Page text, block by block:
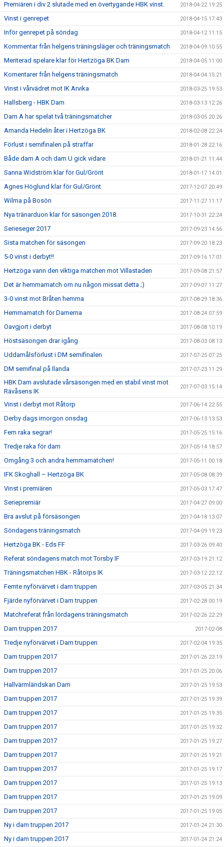
Premiären i div 2 slutade med en övertygande HBK vinst. 2018-04-22 19:25
Vinst i genrepet 2018-04-15 17:43
Inför genrepet på söndag 2018-04-12 11:15
Kommentar från helgens träningsläger och träningsmatch 2018-04-09 10:55
Meriterad spelare klar för Hertzöga BK Dam 2018-04-05 11:00
Komentarer från helgens träningsmatch 2018-04-04 15:21
Vinst i vårvädret mot IK Arvika 2018-03-25 19:53
Hallsberg - HBK Dam 2018-03-13 12:26
Dam A har spelat två träningsmatcher 2018-03-05 20:26
Amanda Hedelin åter i Hertzöga BK 2018-02-08 22:24
Förlust i semifinalen på straffar 2018-01-28 22:16
Både dam A och dam U gick vidare 2018-01-21 11:44
Sanna Widström klar för Gul/Grönt 2018-01-17 14:01
Agnes Höglund klar för Gul/Grönt 2017-12-07 20:49
Wilma på Bosön 2017-11-27 11:17
Nya tränarduon klar för säsongen 2018. 2017-10-31 22:24
Serieseger 2017 2017-09-23 14:56
Sista matchen för säsongen 2017-09-20 18:23
5-0 vinst i derbyt!! 2017-09-16 17:01
Hertzöga vann den viktiga matchen mot Villastaden 2017-09-08 21:57
Det är hemmamatch om nu någon missat detta ;) 2017-09-07 11:27
3-0 vinst mot Bråten hemma 2017-08-29 18:36
Hemmamatch för Damerna 2017-08-24 07:59
Oavgjort i derbyt 2017-08-08 10:19
Höstsäsongen drar igång 2017-08-03 08:13
Uddamålsförlust i DM semifinalen 2017-07-25 07:25
DM semifinal på Ilanda 2017-07-23 11:29
HBK Dam avslutade vårsäsongen med en stabil vinst mot
Rävåsens IK
2017-07-03 15:14
Vinst i derbyt mot Råtorp 2017-06-14 22:55
Derby dags imorgon onsdag 2017-06-13 13:53
Fem raka segrar! 2017-05-25 15:16
Tredje raka för dam 2017-05-14 18:57
Omgång 3 och andra hemmamatchen! 2017-05-11 00:18
IFK Skoghall – Hertzöga BK 2017-05-08 08:39
Vinst i premiären 2017-05-03 17:47
Seriepremiär 2017-04-27 09:00
Bra avslut på försäsongen 2017-04-18 13:07
Söndagens träningsmatch 2017-04-09 19:23
Hertzöga BK - Eds FF 2017-03-26 09:40
Referat söndagens match mot Torsby IF 2017-03-19 21:12
Träningsmatchen HBK - Råtorps IK 2017-03-12 22:12
Femte nyförvärvet i dam truppen 2017-03-05 21:34
Fjärde nyförvärvet i Dam truppen 2017-02-28 00:19
Matchreferat från lördagens träningsmatch 2017-02-26 22:29
Dam truppen 2017 2017-02-08
Tredje nyförvärvet i Dam truppen 2017-02-04 19:35
Dam truppen 2017 2017-01-26 23:19
Dam truppen 2017 2017-01-25 20:06
Hallvärmländskan Dam 2017-01-25 19:53
Dam truppen 2017 2017-01-25 19:39
Dam truppen 2017 2017-01-25 19:35
Dam truppen 2017 2017-01-25 19:32
Dam truppen 2017 2017-01-25 19:27
Dam truppen 2017 2017-01-25 19:21
Dam truppen 2017 2017-01-25 19:17
Dam truppen 2017 2017-01-25 19:13
Dam truppen 2017 2017-01-25 19:09
Dam truppen 2017 2017-01-25 19:05
Ny i dam truppen 2017 2017-01-24 21:30
Ny i dam truppen 2017 2017-01-24 21:24